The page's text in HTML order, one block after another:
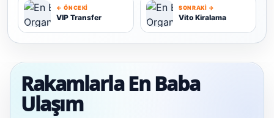
← ÖNCEKI
VIP Transfer
SONRAKI →
Vito Kiralama
Rakamlarla En Baba
Ulaşım